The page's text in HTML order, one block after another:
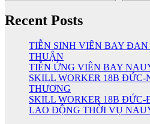
Recent Posts
TIỄN SINH VIÊN BAY
THUẬN
TIỄN ỨNG VIÊN BAY
SKILL WORKER 18B ĐỨC-
THƯƠNG
SKILL WORKER 18B
LAO ĐỘNG THỜI VỤ